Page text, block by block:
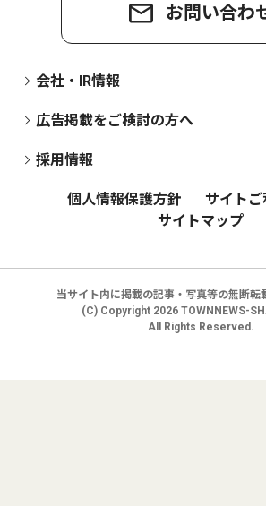
お問い合わ
会社・IR情報
広告掲載をご検討の方へ
採用情報
個人情報保護方針
サイトご
サイトマップ
当サイト内に掲載の記事・写真等の無断転
(C) Copyright 2026 TOWNNEWS-
All Rights Reserved.